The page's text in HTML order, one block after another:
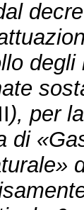
), per
di